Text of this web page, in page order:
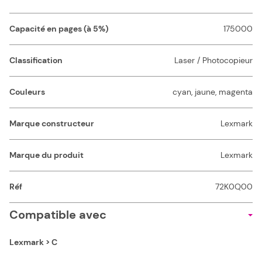
Capacité en pages (à 5%) 175000
Classification Laser / Photocopieur
Couleurs cyan, jaune, magenta
Marque constructeur Lexmark
Marque du produit Lexmark
Réf 72K0Q00
Compatible avec
Lexmark > C